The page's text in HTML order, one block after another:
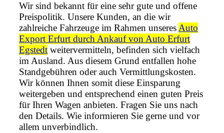
Wir sind bekannt für eine sehr gute und offene
Preispolitik. Unsere Kunden, an die wir
zahlreiche Fahrzeuge im Rahmen unseres Auto
Export Erfurt durch Ankauf von Auto Erfurt
Egstedt weitervermitteln, befinden sich vielfach
im Ausland. Aus diesem Grund entfallen hohe
Standgebühren oder auch Vermittlungskosten.
Wir können Ihnen somit diese Einsparung
weitergeben und entsprechend einen guten Preis
für Ihren Wagen anbieten. Fragen Sie uns nach
den Details. Wie informieren Sie gerne und vor
allem unverbindlich.